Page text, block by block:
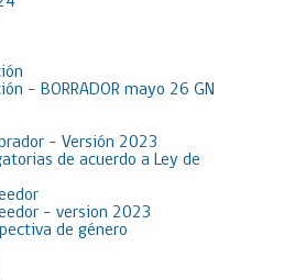
– BORRADOR mayo 26 GN
– Versión 2023
de acuerdo a Ley de
– version 2023
de género